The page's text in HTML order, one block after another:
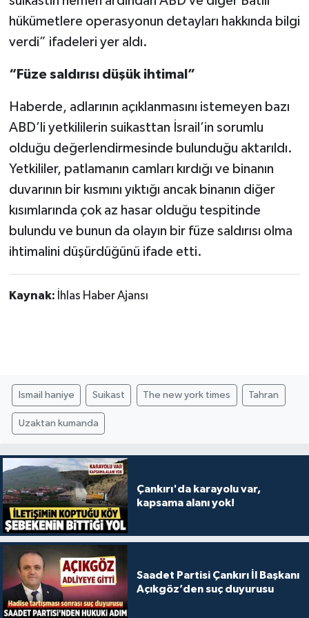
hükümetlere operasyonun detayları hakkında bilgi
verdi” ifadeleri yer aldı.
“Füze saldırısı düşük ihtimal”
Haberde, adlarının açıklanmasını istemeyen bazı
ABD’li yetkililerin suikasttan İsrail’in sorumlu
olduğu değerlendirmesinde bulunduğu aktarıldı.
Yetkililer, patlamanın camları kırdığı ve binanın
duvarının bir kısmını yıktığı ancak binanın diğer
kısımlarında çok az hasar olduğu tespitinde
bulundu ve bunun da olayın bir füze saldırısı olma
ihtimalini düşürdüğünü ifade etti.
Kaynak: İhlas Haber Ajansı
Ismail haniye Suikast The new york times Tahran
Uzaktan kumanda
Çankırı'da karayolu var,
kapsama alanı yok!
Saadet Partisi Çankırı İl Başkanı
Açıkgöz’den suç duyurusu